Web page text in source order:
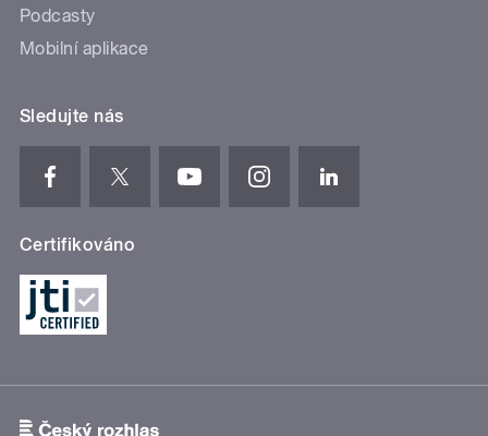
Podcasty
Mobilní aplikace
Sledujte nás
Certifikováno